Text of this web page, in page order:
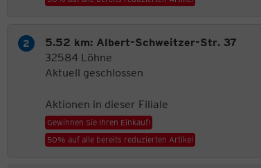
5.52 km: Albert-Schweitzer-Str. 37
32584 Löhne
Aktuell geschlossen
Aktionen in dieser Filiale
Gewinnen Sie Ihren Einkauf!
50% auf alle bereits reduzierten Artikel